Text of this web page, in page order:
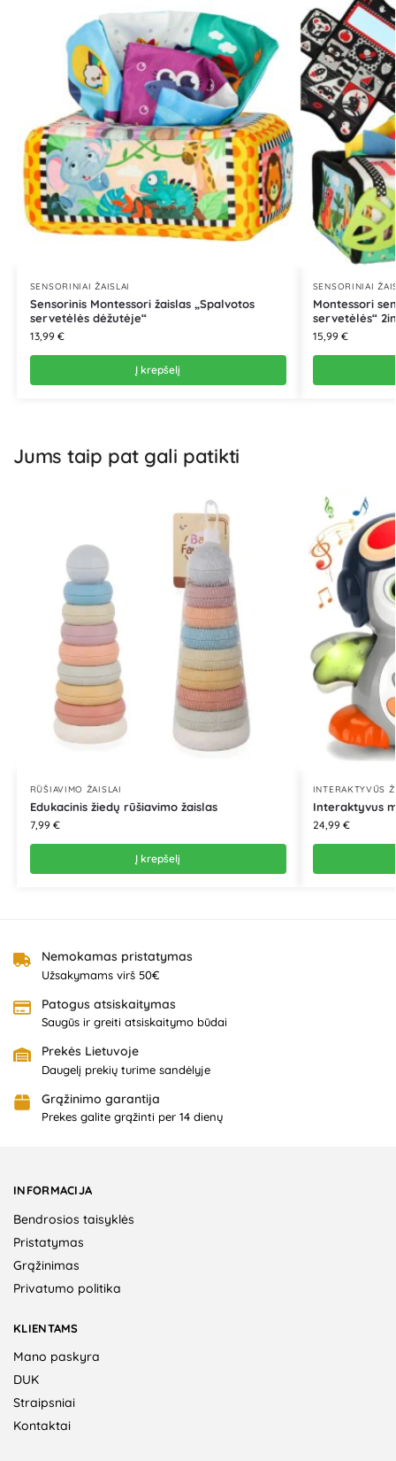
SENSORINIAI ŽAISLAI
Sensorinis Montessori žaislas „Spalvotos
servetėlės dėžutėje“
13,99 €
Į krepšelį
SENSORINIAI
Montessori
servetėlės“
15,99 €
Jums taip pat gali patikti
RŪŠIAVIMO ŽAISLAI
Edukacinis žiedų rūšiavimo žaislas
7,99 €
Į krepšelį
INTERAKTYVŪS
Interaktyvus
24,99 €
Nemokamas pristatymas
Užsakymams virš 50€
Patogus atsiskaitymas
Saugūs ir greiti atsiskaitymo būdai
Prekės Lietuvoje
Daugelį prekių turime sandėlyje
Grąžinimo garantija
Prekes galite grąžinti per 14 dienų
INFORMACIJA
Bendrosios taisyklės
Pristatymas
Grąžinimas
Privatumo politika
KLIENTAMS
Mano paskyra
DUK
Straipsniai
Kontaktai